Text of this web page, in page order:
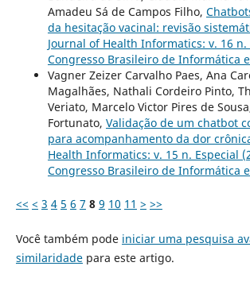
Amadeu Sá de Campos Filho,
da hesitação vacinal: revisão
Journal of Health Informatics: v. 16 n.
Congresso Brasileiro de Informática
Vagner Zeizer Carvalho Paes, Ana
Magalhães, Nathali Cordeiro Pinto,
Veriato, Marcelo Victor Pires de
Fortunato, Validação de um chatbot
para acompanhamento da dor
Health Informatics: v. 15 n. Especial
Congresso Brasileiro de Informática
<< < 3 4 5 6 7 8 9 10 11 > >>
Você também pode iniciar uma pesquisa
similaridadepara este artigo.